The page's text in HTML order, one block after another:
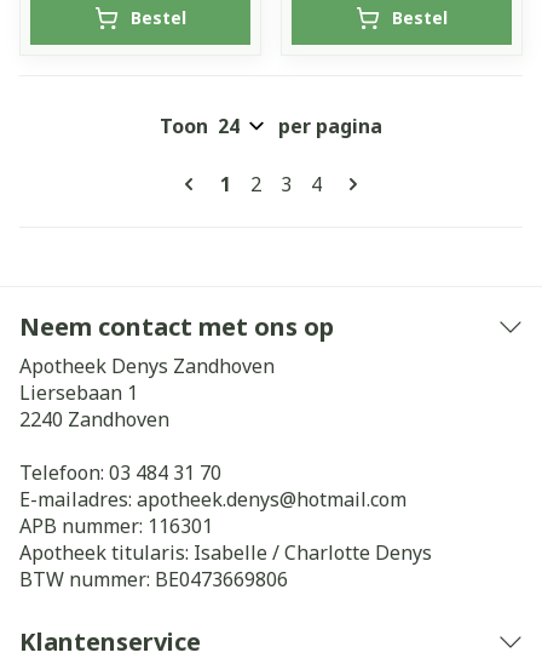
Bestel Bestel
Pagina's
U lees momenteel pagina
1 Pagina
2 Pagina
3 Pagina
4
Toon per pagina
Neem contact met ons op
Apotheek Denys Zandhoven
Liersebaan 1
2240 Zandhoven
Telefoon: 03 484 31 70
E-mailadres: apotheek.denys@hotmail.com
APB nummer: 116301
Apotheek titularis: Isabelle / Charlotte Denys
BTW nummer: BE0473669806
Klantenservice